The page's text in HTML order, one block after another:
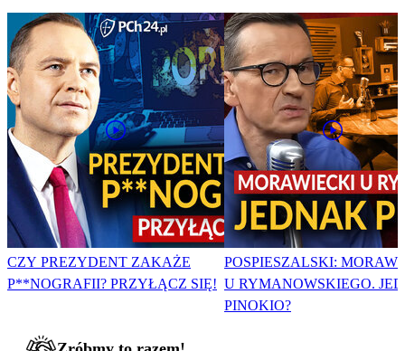
CZY PREZYDENT ZAKAŻE
P**NOGRAFII? PRZYŁĄCZ SIĘ!
POSPIESZALSKI:
U RYMANOWSKIEGO.
PINOKIO?